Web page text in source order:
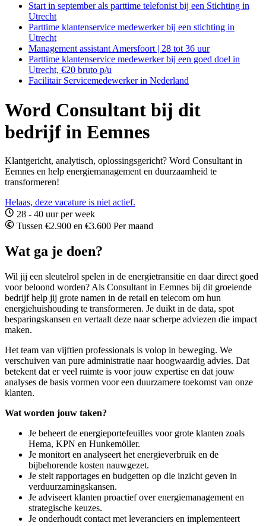
Start in september als parttime telefonist bij een Stichting in
Utrecht
Parttime klantenservice medewerker bij een stichting in
Utrecht
Management assistant Amersfoort | 28 tot 36 uur
Parttime klantenservice medewerker bij een goed doel in
Utrecht, €20 bruto p/u
Facilitair Servicemedewerker in Nederland
Word Consultant bij dit
bedrijf in Eemnes
Klantgericht, analytisch, oplossingsgericht? Word Consultant in
Eemnes en help energiemanagement en duurzaamheid te
transformeren!
Helaas, deze vacature is niet actief.
28 - 40 uur per week
Tussen €2.900 en €3.600 Per maand
Wat ga je doen?
Wil jij een sleutelrol spelen in de energietransitie en daar direct goed
voor beloond worden? Als Consultant in Eemnes bij dit groeiende
bedrijf help jij grote namen in de retail en telecom om hun
energiehuishouding te transformeren. Je duikt in de data, spot
besparingskansen en vertaalt deze naar scherpe adviezen die impact
maken.
Het team van vijftien professionals is volop in beweging. We
verschuiven van pure administratie naar hoogwaardig advies. Dat
betekent dat er veel ruimte is voor jouw expertise en dat jouw
analyses de basis vormen voor een duurzamere toekomst van onze
klanten.
Wat worden jouw taken?
Je beheert de energieportefeuilles voor grote klanten zoals
Hema, KPN en Hunkemöller.
Je monitort en analyseert het energieverbruik en de
bijbehorende kosten nauwgezet.
Je stelt rapportages en budgetten op die inzicht geven in
verduurzamingskansen.
Je adviseert klanten proactief over energiemanagement en
strategische keuzes.
Je onderhoudt contact met leveranciers en implementeert